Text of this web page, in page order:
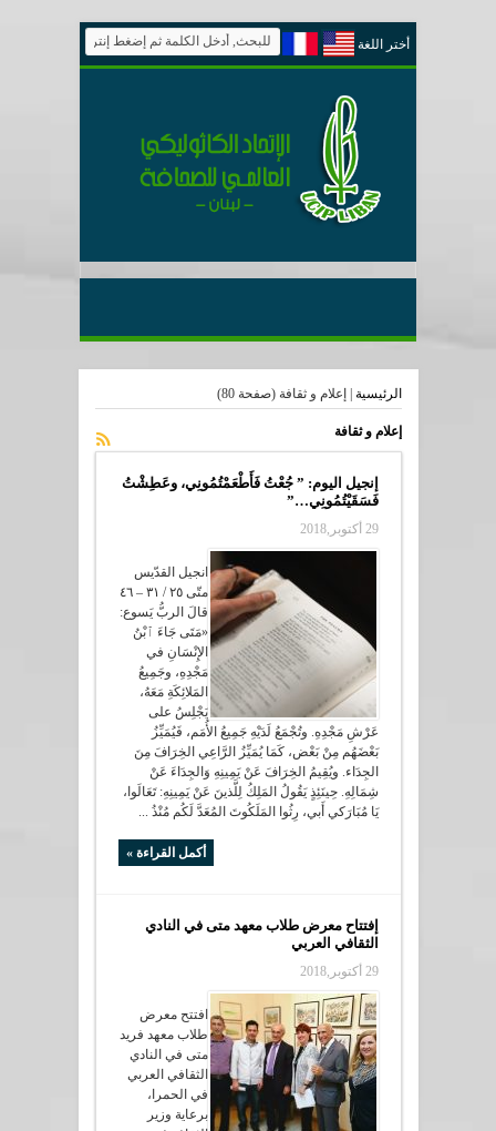
أختر اللغة
الرئيسية إعلام و ثقافة (صفحة 80)
إعلام و ثقافة
إنجيل اليوم: ” جُعْتُ فَأَطْعَمْتُمُونِي، وعَطِشْتُ
فَسَقَيْتُمُونِي…”
29 أكتوبر,2018
انجيل القدّيس
متّى ٢٥ / ٣١ – ٤٦
قالَ الربُّ يَسوع:
«مَتَى جَاءَ ٱبْنُ
الإِنْسَانِ في
مَجْدِهِ، وجَمِيعُ
المَلائِكَةِ مَعَهُ،
يَجْلِسُ على
عَرْشِ مَجْدِهِ. وتُجْمَعُ لَدَيْهِ جَمِيعُ الأُمَم، فَيُمَيِّزُ
بَعْضَهُم مِنْ بَعْض، كَمَا يُمَيِّزُ الرَّاعِي الخِرَافَ مِنَ
الجِدَاء. ويُقِيمُ الخِرَافَ عَنْ يَمِينِهِ وَالجِدَاءَ عَنْ
شِمَالِهِ. حِينَئِذٍ يَقُولُ المَلِكُ لِلَّذينَ عَنْ يَمِينِهِ: تَعَالَوا،
يَا مُبَارَكي أَبي، رِثُوا المَلَكُوتَ المُعَدَّ لَكُم مُنْذُ ...
أكمل القراءة »
إفتتاح معرض طلاب معهد متى في النادي
الثقافي العربي
29 أكتوبر,2018
افتتح معرض
طلاب معهد فريد
متى في النادي
الثقافي العربي
في الحمرا،
برعاية وزير